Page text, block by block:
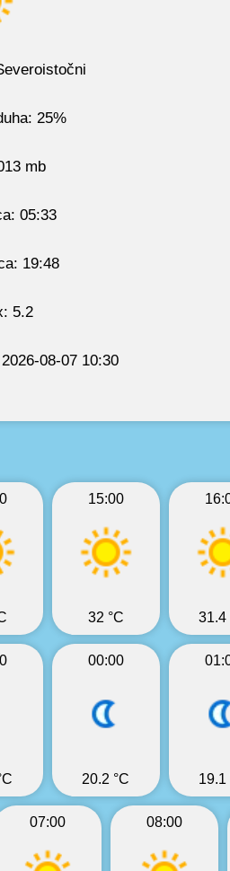
25%
mb
05:33
19:48
5.2
08-07 10:30
15:00
32 °C 31.4
00:00
20.2 °C 19.1
07:00 08:00